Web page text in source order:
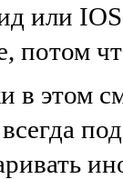
или
потом
в этом